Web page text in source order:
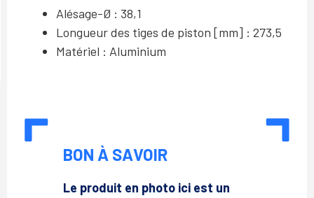
Alésage-Ø : 38,1
Longueur des tiges de piston [mm] : 273,5
Matériel : Aluminium
BON À SAVOIR
Le produit en photo ici est un